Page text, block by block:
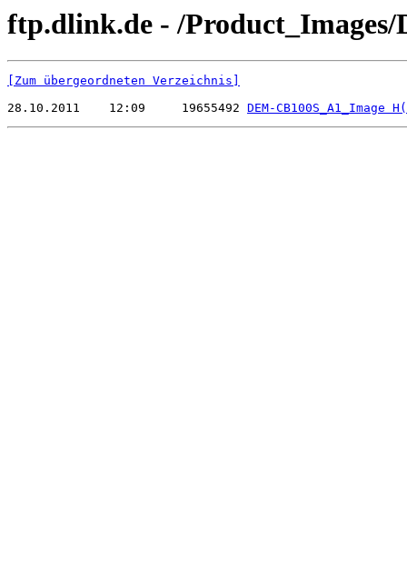
ftp.dlink.de - /Product_Images/
[Zum übergeordneten Verzeichnis]
28.10.2011    12:09     19655492 DEM-